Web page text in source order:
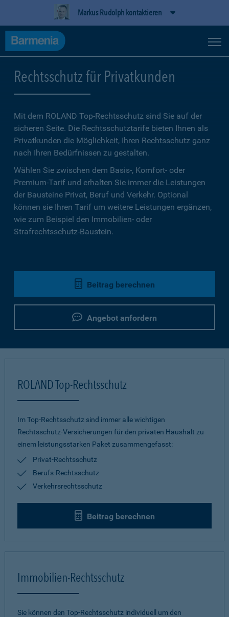
Markus Rudolph kontaktieren
Rechtsschutz für Privatkunden
Mit dem ROLAND Top-Rechtsschutz sind Sie auf der
sicheren Seite. Die Rechtsschutztarife bieten Ihnen als
Privatkunden die Möglichkeit, Ihren Rechtsschutz ganz
nach Ihren Bedürfnissen zu gestalten.
Wählen Sie zwischen dem Basis-, Komfort- oder
Premium-Tarif und erhalten Sie immer die Leistungen
der Bausteine Privat, Beruf und Verkehr. Optional
können sie Ihren Tarif um weitere Leistungen ergänzen,
wie zum Beispiel den Immobilien- oder
Strafrechtsschutz-Baustein.
Beitrag berechnen
Angebot anfordern
ROLAND Top-Rechtsschutz
Im Top-Rechtsschutz sind immer alle wichtigen
Rechtsschutz-Versicherungen für den privaten Haushalt zu
einem leistungsstarken Paket zusammengefasst:
Privat-Rechtsschutz
Berufs-Rechtsschutz
Verkehrsrechtsschutz
Beitrag berechnen
Immobilien-Rechtsschutz
Sie können den Top-Rechtsschutz individuell um den